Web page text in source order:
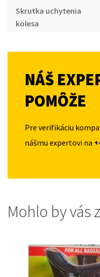
Skrutka uchytenia
kolesa
NÁŠ
POMÔŽE
Pre verifikáciu
nášmu expertovi na
Mohlo by vás